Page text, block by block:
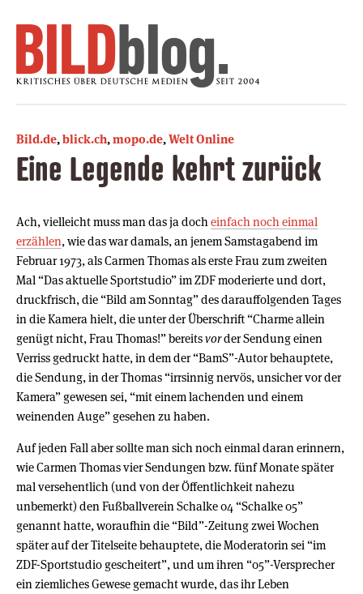
Bild.de,blick.ch,mopo.de,Welt Online
Eine Legende kehrt zurück
Ach, vielleicht muss man das ja doch einfach noch einmal
erzählen, wie das war damals, an jenem Samstagabend im
Februar 1973, als Carmen Thomas als erste Frau zum zweiten
Mal “Das aktuelle Sportstudio” im ZDF moderierte und dort,
druckfrisch, die “Bild am Sonntag” des darauffolgenden Tages
in die Kamera hielt, die unter der Überschrift “Charme allein
genügt nicht, Frau Thomas!” bereitsvorder Sendung einen
Verriss gedruckt hatte, in dem der “BamS”-Autor behauptete,
die Sendung, in der Thomas “irrsinnig nervös, unsicher vor der
Kamera” gewesen sei, “mit einem lachenden und einem
weinenden Auge” gesehen zu haben.
Auf jeden Fall aber sollte man sich noch einmal daran erinnern,
wie Carmen Thomas vier Sendungen bzw. fünf Monate später
mal versehentlich (und von der Öffentlichkeit nahezu
unbemerkt) den Fußballverein Schalke 04 “Schalke 05”
genannt hatte, woraufhin die “Bild”-Zeitung zwei Wochen
später auf der Titelseite behauptete, die Moderatorin sei “im
ZDF-Sportstudio gescheitert”, und um ihren “05”-Versprecher
ein ziemliches Gewese gemacht wurde, das ihr Leben